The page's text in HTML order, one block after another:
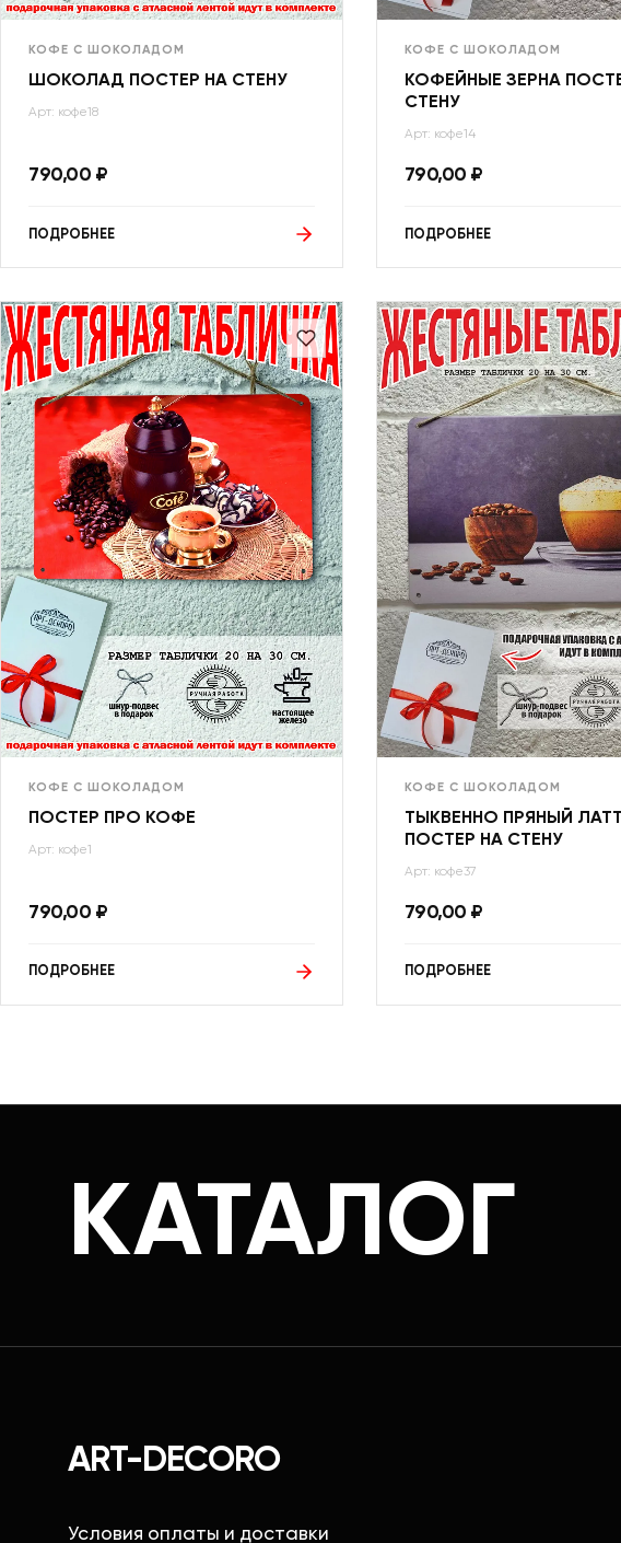
КОФЕ С ШОКОЛАДОМ
ШОКОЛАД ПОСТЕР НА СТЕНУ
Арт: кофе18
790,00 ₽
ПОДРОБНЕЕ
КОФЕ С ШОКОЛАДОМ
КОФЕЙНЫЕ ЗЕРНА
СТЕНУ
Арт: кофе14
790,00 ₽
ПОДРОБНЕЕ
КОФЕ С ШОКОЛАДОМ
ПОСТЕР ПРО КОФЕ
Арт: кофе1
790,00 ₽
ПОДРОБНЕЕ
КОФЕ С ШОКОЛАДОМ
ТЫКВЕННО ПРЯНЫЙ
ПОСТЕР НА СТЕНУ
Арт: кофе37
790,00 ₽
ПОДРОБНЕЕ
КАТАЛОГ
ART-DECORO
Условия оплаты и доставки